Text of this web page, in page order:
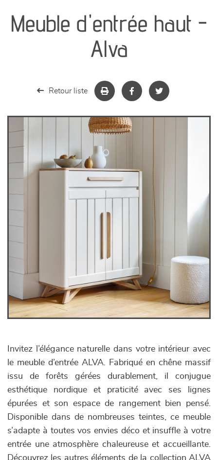
séjours
meubles de complément
décoration
Meuble d'entrée haut -
Alva
Retour liste
Invitez l’élégance naturelle dans votre intérieur avec
le meuble d’entrée ALVA. Fabriqué en chêne massif
issu de forêts gérées durablement, il conjugue
esthétique nordique et praticité avec ses lignes
épurées et son espace de rangement bien pensé.
Disponible dans de nombreuses teintes, ce meuble
s’adapte à toutes vos envies déco et insuffle à votre
entrée une atmosphère chaleureuse et accueillante.
Découvrez les autres éléments de la collection ALVA